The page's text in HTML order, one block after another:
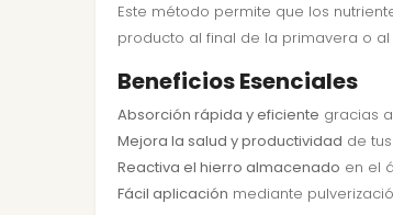
Este método permite que los
producto al final de la primavera o
Beneficios Esenciales
Absorción rápida y eficiente gracias
Mejora la salud y productividad de
Reactiva el hierro almacenado en el
Fácil aplicación mediante